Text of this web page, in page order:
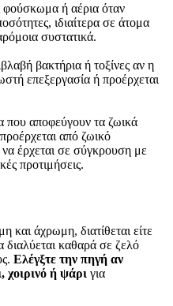
ή αέρια όταν
ιδιαίτερα σε άτομα
συστατικά.
βακτήρια ή τοξίνες αν η
επεξεργασία ή προέρχεται
που αποφεύγουν τα ζωικά
από ζωικό
έρχεται σε σύγκρουση με
προτιμήσεις.
και άχρωμη, διατίθεται είτε
καθαρά σε ζελό
Ελέγξτε την πηγή αν
χοιρινό ή ψάρι για